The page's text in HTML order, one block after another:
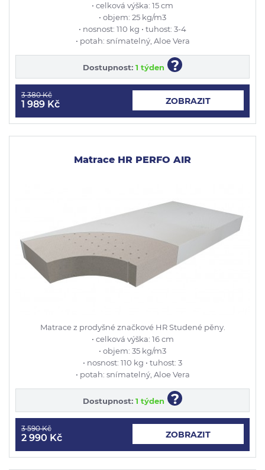
• celková výška: 15 cm
• objem: 25 kg/m3
• nosnost: 110 kg • tuhost: 3-4
• potah: snímatelný, Aloe Vera
Dostupnost: 1 týden ?
3 380 Kč
1 989 Kč ZOBRAZIT
Matrace HR PERFO AIR
Matrace z prodyšné značkové HR Studené pěny.
• celková výška: 16 cm
• objem: 35 kg/m3
• nosnost: 110 kg • tuhost: 3
• potah: snímatelný, Aloe Vera
Dostupnost: 1 týden ?
3 590 Kč
2 990 Kč ZOBRAZIT